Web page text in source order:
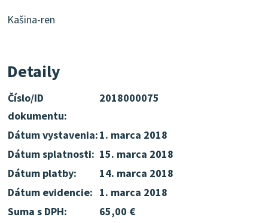
Kašina-ren
Detaily
Číslo/ID
dokumentu:
2018000075
Dátum vystavenia:1. marca 2018
Dátum splatnosti: 15. marca 2018
Dátum platby:
14. marca 2018
Dátum evidencie: 1. marca 2018
Suma s DPH:
65,00 €